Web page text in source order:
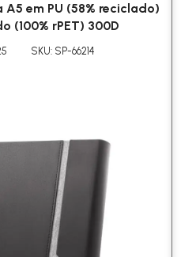
A5 em PU (58% reciclado)
(100% rPET) 300D
SKU: SP-66214